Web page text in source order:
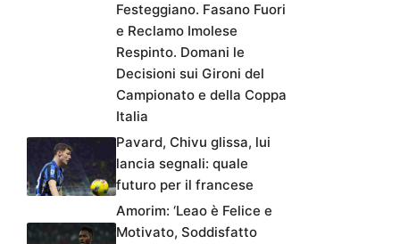
Festeggiano. Fasano Fuori
e Reclamo Imolese
Respinto. Domani le
Decisioni sui Gironi del
Campionato e della Coppa
Italia
Pavard, Chivu glissa, lui
lancia segnali: quale
futuro per il francese
Amorim: ‘Leao è Felice e
Motivato, Soddisfatto